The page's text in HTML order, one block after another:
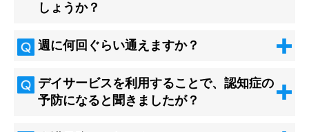
しょうか？
週に何回ぐらい通えますか？
デイサービスを利用することで、認知症の
予防になると聞きましたが？